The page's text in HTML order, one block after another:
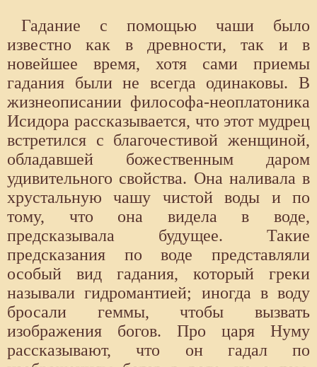
Гадание с помощью чаши было
известно как в древности, так и в
новейшее время, хотя сами приемы
гадания были не всегда одинаковы. В
жизнеописании философа-неоплатоника
Исидора рассказывается, что этот мудрец
встретился с благочестивой женщиной,
обладавшей божественным даром
удивительного свойства. Она наливала в
хрустальную чашу чистой воды и по
тому, что она видела в воде,
предсказывала будущее. Такие
предсказания по воде представляли
особый вид гадания, который греки
называли гидромантией; иногда в воду
бросали геммы, чтобы вызвать
изображения богов. Про царя Нуму
рассказывают, что он гадал по